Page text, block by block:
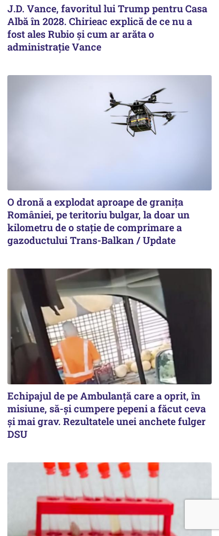
J.D. Vance, favoritul lui Trump pentru Casa
Albă în 2028. Chirieac explică de ce nu a
fost ales Rubio și cum ar arăta o
administrație Vance
O dronă a explodat aproape de granița
României, pe teritoriu bulgar, la doar un
kilometru de o stație de comprimare a
gazoductului Trans-Balkan / Update
Echipajul de pe Ambulanță care a oprit, în
misiune, să-și cumpere pepeni a făcut ceva
și mai grav. Rezultatele unei anchete fulger
DSU